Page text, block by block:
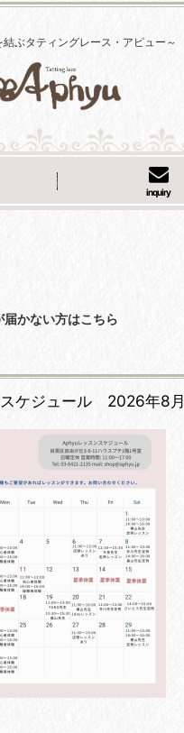
結ぶタティングレース・アピュー～
inquiry
かない方はこちら
スケジュール 2026年8月